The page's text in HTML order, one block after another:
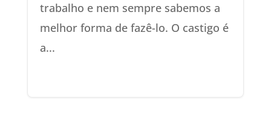
trabalho e nem sempre sabemos a
melhor forma de fazê-lo. O castigo é
a...